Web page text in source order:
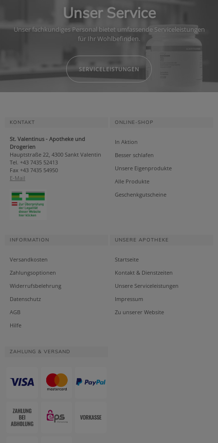
Unser Service
Unser fachkundiges Personal bietet umfassende Serviceleistungen
für Ihr Wohlbefinden.
SERVICELEISTUNGEN
KONTAKT
St. Valentinus - Apotheke und
Drogerien
Hauptstraße 22, 4300 Sankt Valentin
Tel. +43 7435 52413
Fax +43 7435 54950
E-Mail
ONLINE-SHOP
In Aktion
Besser schlafen
Unsere Eigenprodukte
Alle Produkte
Geschenkgutscheine
INFORMATION
Versandkosten
Zahlungsoptionen
Widerrufsbelehrung
Datenschutz
AGB
Hilfe
UNSERE APOTHEKE
Startseite
Kontakt & Dienstzeiten
Unsere Serviceleistungen
Impressum
Zu unserer Website
ZAHLUNG & VERSAND